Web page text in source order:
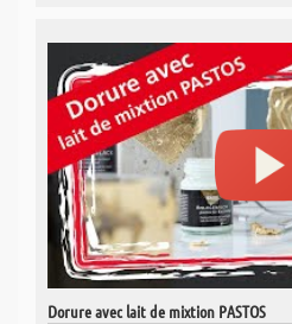
Dorure avec lait de mixtion PASTOS